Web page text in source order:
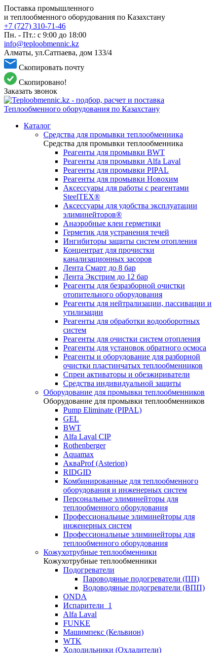
Поставка промышленного
и теплообменного оборудования по Казахстану
+7 (727) 310-71-46
Пн. - Пт.: с 9:00 до 18:00
info@teploobmennic.kz
Алматы, ул.Сатпаева, дом 133/4
Скопировать почту
Скопировано!
Заказать звонок
Каталог
Средства для промывки теплообменника
Средства для промывки теплообменника
Реагенты для промывки BWT
Реагенты для промывки Alfa Laval
Реагенты для промывки PIPAL
Реагенты для промывки Новохим
Аксессуары для работы с реагентами
SteelTEX®
Аксессуары для удобства эксплуатации
элиминейторов®
Анаэробные клеи герметики
Герметик для устранения течей
Ингибиторы защиты систем отопления
Концентрат для прочистки
канализационных засоров
Лента Смарт до 8 бар
Лента Экстрим до 12 бар
Реагенты для безразборной очистки
отопительного оборудования
Реагенты для нейтрализации, пассивации и
утилизации
Реагенты для обработки водооборотных
систем
Реагенты для очистки систем отопления
Реагенты для установок обратного осмоса
Реагенты и оборудование для разборной
очистки пластинчатых теплообменников
Спреи активаторы и обезжириватели
Средства индивидуальной защиты
Оборудование для промывки теплообменников
Оборудование для промывки теплообменников
Pump Eliminate (PIPAL)
GEL
BWT
Alfa Laval CIP
Rothenberger
Aquamax
АкваProf (Asterion)
RIDGID
Комбинированные для теплообменного
оборудования и инженерных систем
Персональные элиминейторы для
теплообменного оборудования
Профессиональные элиминейторы для
инженерных систем
Профессиональные элиминейторы для
теплообменного оборудования
Кожухотрубные теплообменники
Кожухотрубные теплообменники
Подогреватели
Пароводяные подогреватели (ПП)
Водоводяные подогреватели (ВПП)
ONDA
Испарители_1
Alfa Laval
FUNKE
Машимпекс (Кельвион)
WTK
Холодильники (Охладители)